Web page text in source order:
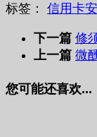
标签： 信用卡
下一篇 修
上一篇 微
您可能还喜欢...